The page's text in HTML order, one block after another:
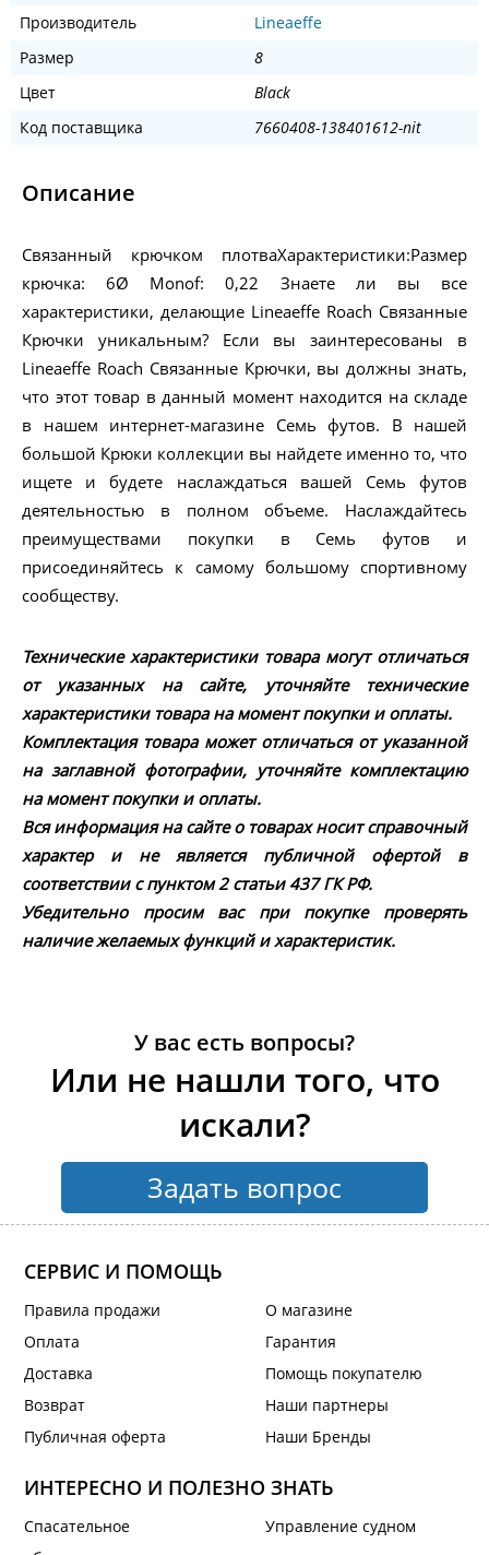
Производитель
Lineaeffe
Размер
8
Цвет
Black
Код поставщика
7660408-138401612-nit
Описание
Связанный крючком плотваХарактеристики:Размер
крючка: 6Ø Monof: 0,22 Знаете ли вы все
характеристики, делающие Lineaeffe Roach Связанные
Крючки уникальным? Если вы заинтересованы в
Lineaeffe Roach Связанные Крючки, вы должны знать,
что этот товар в данный момент находится на складе
в нашем интернет-магазине Семь футов. В нашей
большой Крюки коллекции вы найдете именно то, что
ищете и будете наслаждаться вашей Семь футов
деятельностью в полном объеме. Наслаждайтесь
преимуществами покупки в Семь футов и
присоединяйтесь к самому большому спортивному
сообществу.
Технические характеристики товара могут отличаться
от указанных на сайте, уточняйте технические
характеристики товара на момент покупки и оплаты.
Комплектация товара может отличаться от указанной
на заглавной фотографии, уточняйте комплектацию
на момент покупки и оплаты.
Вся информация на сайте о товарах носит справочный
характер и не является публичной офертой в
соответствии с пунктом 2 статьи 437 ГК РФ.
Убедительно просим вас при покупке проверять
наличие желаемых функций и характеристик.
У вас есть вопросы?
Или не нашли того, что
искали?
Задать вопрос
СЕРВИС И ПОМОЩЬ
Правила продажи
Оплата
Доставка
Возврат
Публичная оферта
О магазине
Гарантия
Помощь покупателю
Наши партнеры
Наши Бренды
ИНТЕРЕСНО И ПОЛЕЗНО ЗНАТЬ
Спасательное
Управление судном